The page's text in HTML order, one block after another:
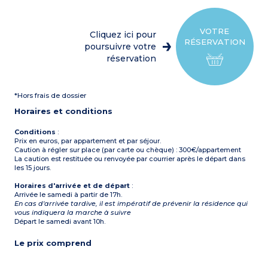
1 chambre séparée avec 1 lit
1 coin montagne fermé
avec 2 lits superposés
VOTRE
RÉSERVATION
Cliquez ici pour
poursuivre votre
réservation
*Hors frais de dossier
Horaires et conditions
Conditions :
Prix en euros, par appartement et par séjour.
Caution à régler sur place (par carte ou chèque) : 300€/appartement
La caution est restituée ou renvoyée par courrier après le départ dans
les 15 jours.
Horaires d'arrivée et de départ :
Arrivée le samedi à partir de 17h.
En cas d'arrivée tardive, il est impératif de prévenir la résidence qui
vous indiquera la marche à suivre
Départ le samedi avant 10h.
Le prix comprend